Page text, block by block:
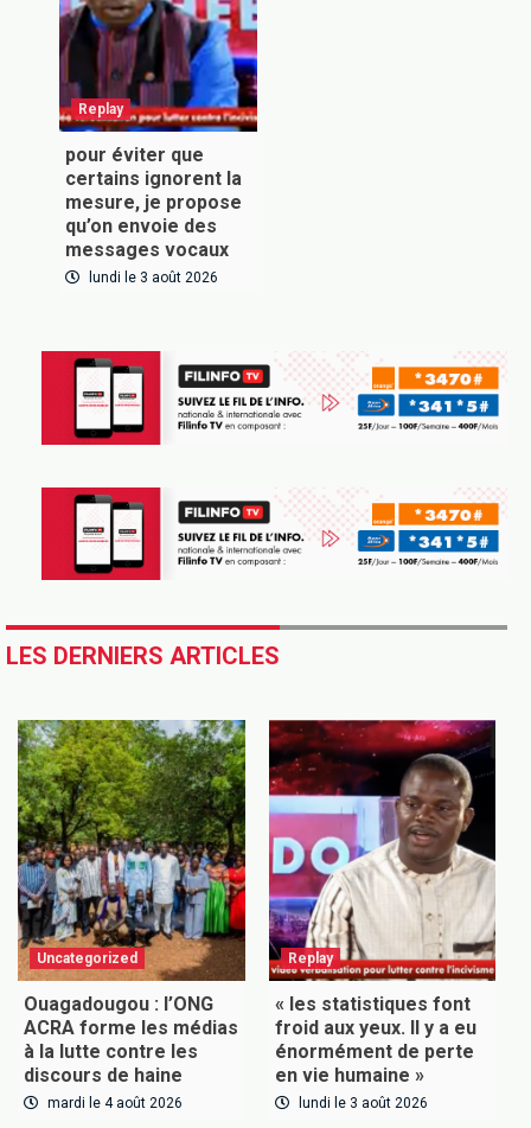
Replay
pour éviter que
certains ignorent la
mesure, je propose
qu’on envoie des
messages vocaux
lundi le 3 août 2026
LES DERNIERS ARTICLES
Uncategorized
Ouagadougou : l’ONG
ACRA forme les médias
à la lutte contre les
discours de haine
mardi le 4 août 2026
Replay
« les statistiques font
froid aux yeux. Il y a eu
énormément de perte
en vie humaine »
lundi le 3 août 2026
Inscrivez-vous à notre newsletter pour recevoir en
premier nos informations exclusives
VOUS ABONNER